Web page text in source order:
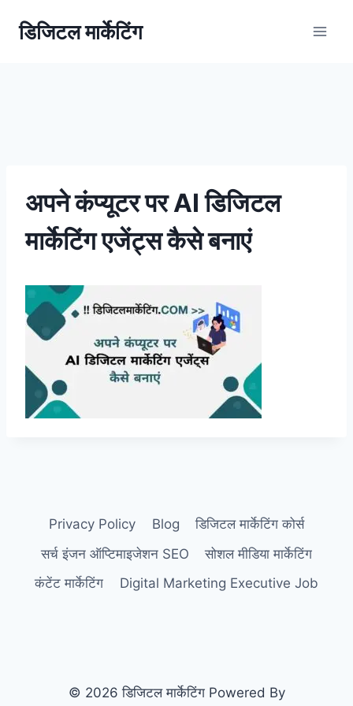
डिजिटल मार्केटिंग
अपने कंप्यूटर पर AI डिजिटल
मार्केटिंग एजेंट्स कैसे बनाएं
Privacy Policy Blog
डिजिटल मार्केटिंग कोर्स
सर्च इंजन ऑप्टिमाइजेशन SEO
सोशल मीडिया मार्केटिंग
कंटेंट मार्केटिंग
Digital Marketing Executive Job
© 2026 डिजिटल मार्केटिंग Powered By